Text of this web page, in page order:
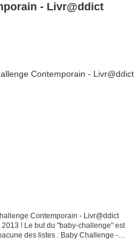
- Livr@ddict
Contemporain - Livr@ddict
! Le but du "baby-challenge" est
des listes : Baby Challenge -